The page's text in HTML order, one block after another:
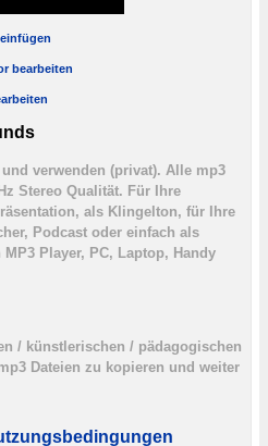
bearbeiten
verwenden (privat). Alle mp3
Stereo Qualität. Für Ihre
als Klingelton, für Ihre
Podcast oder einfach als
Player, PC, Laptop, Handy
/ künstlerischen / pädagogischen
Dateien zu kopieren und weiter